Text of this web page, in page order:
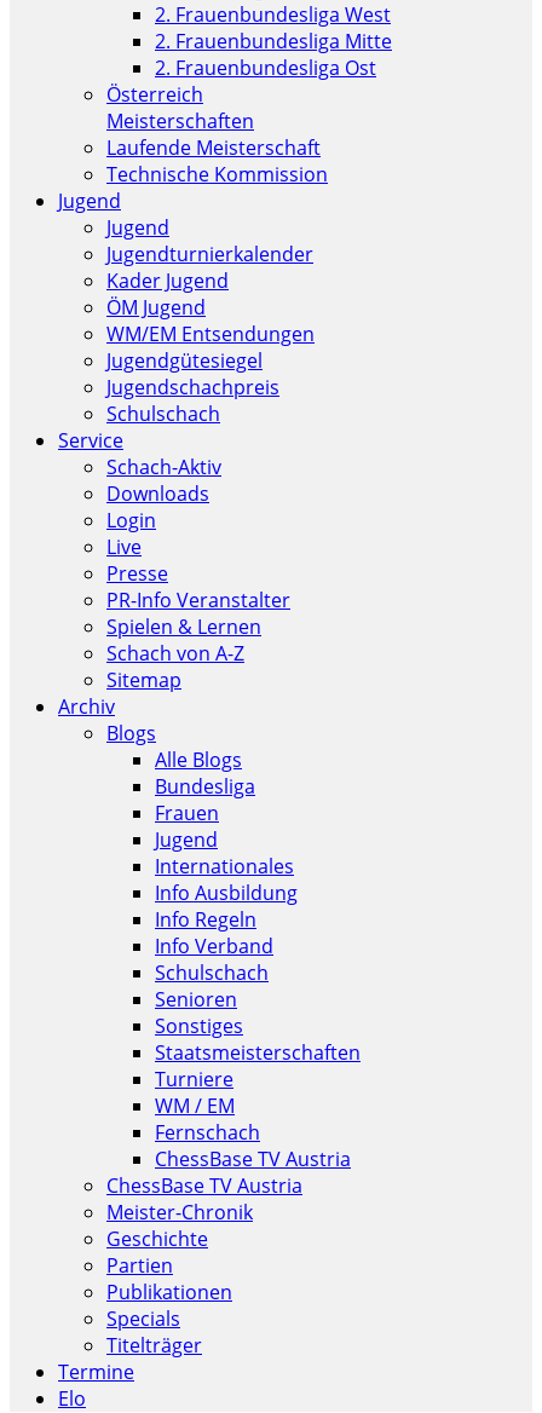
2. Frauenbundesliga West
2. Frauenbundesliga Mitte
2. Frauenbundesliga Ost
Österreich
Meisterschaften
Laufende Meisterschaft
Technische Kommission
Jugend
Jugend
Jugendturnierkalender
Kader Jugend
ÖM Jugend
WM/EM Entsendungen
Jugendgütesiegel
Jugendschachpreis
Schulschach
Service
Schach-Aktiv
Downloads
Login
Live
Presse
PR-Info Veranstalter
Spielen & Lernen
Schach von A-Z
Sitemap
Archiv
Blogs
Alle Blogs
Bundesliga
Frauen
Jugend
Internationales
Info Ausbildung
Info Regeln
Info Verband
Schulschach
Senioren
Sonstiges
Staatsmeisterschaften
Turniere
WM / EM
Fernschach
ChessBase TV Austria
ChessBase TV Austria
Meister-Chronik
Geschichte
Partien
Publikationen
Specials
Titelträger
Termine
Elo